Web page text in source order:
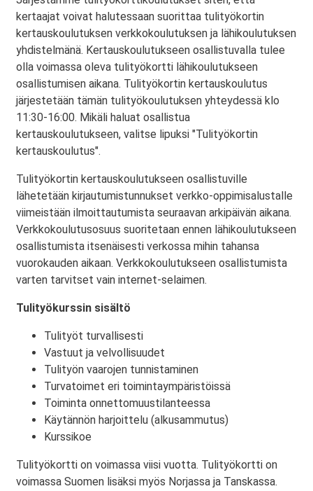
kertaajat voivat halutessaan suorittaa tulityökortin
kertauskoulutuksen verkkokoulutuksen ja lähikoulutuksen
yhdistelmänä. Kertauskoulutukseen osallistuvalla tulee
olla voimassa oleva tulityökortti lähikoulutukseen
osallistumisen aikana. Tulityökortin kertauskoulutus
järjestetään tämän tulityökoulutuksen yhteydessä klo
11:30-16:00. Mikäli haluat osallistua
kertauskoulutukseen, valitse lipuksi "Tulityökortin
kertauskoulutus".
Tulityökortin kertauskoulutukseen osallistuville
lähetetään kirjautumistunnukset verkko-oppimisalustalle
viimeistään ilmoittautumista seuraavan arkipäivän aikana.
Verkkokoulutusosuus suoritetaan ennen lähikoulutukseen
osallistumista itsenäisesti verkossa mihin tahansa
vuorokauden aikaan. Verkkokoulutukseen osallistumista
varten tarvitset vain internet-selaimen.
Tulityökurssin sisältö
Tulityöt turvallisesti
Vastuut ja velvollisuudet
Tulityön vaarojen tunnistaminen
Turvatoimet eri toimintaympäristöissä
Toiminta onnettomuustilanteessa
Käytännön harjoittelu (alkusammutus)
Kurssikoe
Tulityökortti on voimassa viisi vuotta. Tulityökortti on
voimassa Suomen lisäksi myös Norjassa ja Tanskassa.